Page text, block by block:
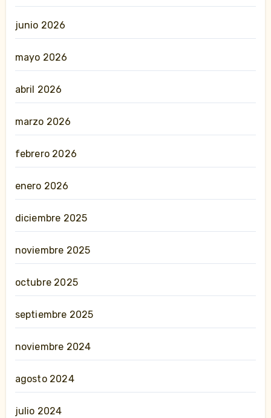
junio 2026
mayo 2026
abril 2026
marzo 2026
febrero 2026
enero 2026
diciembre 2025
noviembre 2025
octubre 2025
septiembre 2025
noviembre 2024
agosto 2024
julio 2024